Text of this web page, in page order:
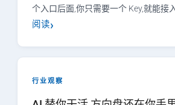
个入口后面,你只需要一个 Key,就能接
阅读
行业观察